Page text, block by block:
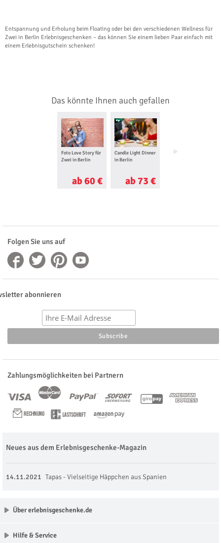
Entspannung und Erholung beim Floating oder bei den verschiedenen Wellness für
Zwei in Berlin Erlebnisgeschenken – das können Sie einem lieben Paar einfach mit
einem Erlebnisgutschein schenken!
Das könnte Ihnen auch gefallen
Foto Love Story für
Zwei in Berlin
ab 60 €
Candle Light Dinner
in Berlin
ab 73 €
Wellness für Frauen
Folgen Sie uns auf
abonnieren
Zahlungsmöglichkeiten bei Partnern
Neues aus dem Erlebnisgeschenke-Magazin
14.11.2021 Tapas - Vielseitige Häppchen aus Spanien
Über erlebnisgeschenke.de
Hilfe & Service